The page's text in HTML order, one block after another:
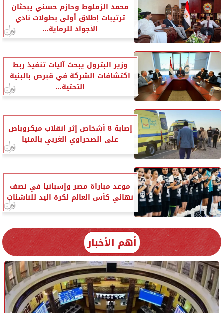
محمد الزملوط وحازم حسني يبحثان
ترتيبات إطلاق أولى بطولات نادي
الأجواد للرماية...
وزير البترول يبحث آليات تنفيذ ربط
اكتشافات الشركة في قبرص بالبنية
التحتية...
إصابة 8 أشخاص إثر انقلاب ميكروباص
على الصحراوي الغربي بالمنيا
موعد مباراة مصر وإسبانيا في نصف
نهائي كأس العالم لكرة اليد للناشئات
أهم الأخبار